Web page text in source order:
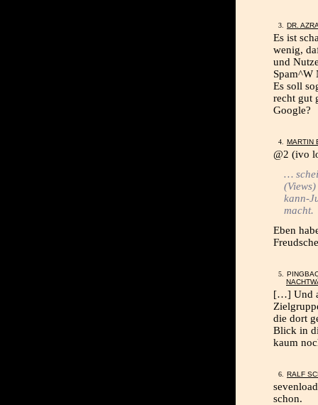
DR.
Es ist
wenig,
und
Spam^W
Es soll
recht gut
Google?
MARTIN
@2 (ivo
…
kann-
macht.
Eben
[…] Und
die dort
Blick in
kaum
RALF
schon.